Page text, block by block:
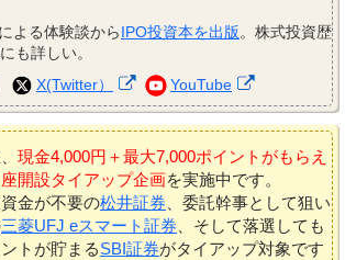
よる体験談からIPO投資本を出版。株式投資歴
も詳しい。
X(Twitter） YouTube
現金4,000円＋最大7,000ポイントがもらえ
開設タイアップ企画を実施中です。
金が不要の松井証券、委託幹事として狙い
三菱UFJ eスマート証券、そして落選しても
トが貯まるSBI証券がタイアップ対象です